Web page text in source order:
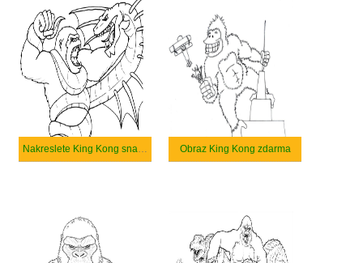
Nakreslete King Kong snadný tisknutelné Obraz King Kong zdarma